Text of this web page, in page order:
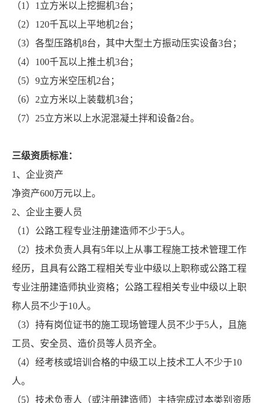
（1）1立方米以上挖掘机3台；
（2）120千瓦以上平地机2台；
（3）各型压路机8台，其中大型土方振动压实设备3台；
（4）100千瓦以上推土机3台；
（5）9立方米空压机2台；
（6）2立方米以上装载机3台；
（7）25立方米以上水泥混凝土拌和设备2台。
三级资质标准：
1、企业资产
净资产600万元以上。
2、企业主要人员
（1）公路工程专业注册建造师不少于5人。
（2）技术负责人具有5年以上从事工程施工技术管理工作
经历，且具有公路工程相关专业中级以上职称或公路工程
专业注册建造师执业资格；公路工程相关专业中级以上职
称人员不少于10人。
（3）持有岗位证书的施工现场管理人员不少于5人，且施
工员、安全员、造价员等人员齐全。
（4）经考核或培训合格的中级工以上技术工人不少于10
人。
（5）技术负责人（或注册建造师）主持完成过本类别资质